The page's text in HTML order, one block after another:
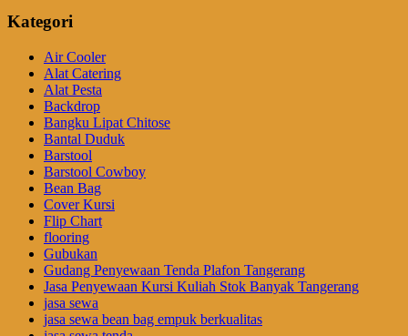
Kategori
Air Cooler
Alat Catering
Alat Pesta
Backdrop
Bangku Lipat Chitose
Bantal Duduk
Barstool
Barstool Cowboy
Bean Bag
Cover Kursi
Flip Chart
flooring
Gubukan
Gudang Penyewaan Tenda Plafon Tangerang
Jasa Penyewaan Kursi Kuliah Stok Banyak Tangerang
jasa sewa
jasa sewa bean bag empuk berkualitas